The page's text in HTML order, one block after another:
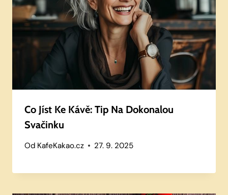
Co Jíst Ke Kávě: Tip Na Dokonalou
Svačinku
Od KafeKakao.cz 27. 9. 2025